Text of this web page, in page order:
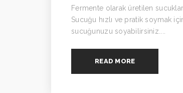
Fermente olarak üretilen
Sucuğu hızlı ve pratik soymak
sucuğunuzu soyabilirsiniz....
READ MORE